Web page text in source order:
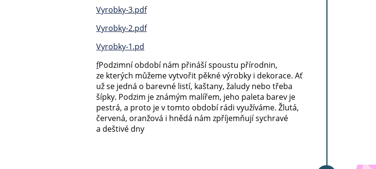
Vyrobky-3.pdf
Vyrobky-2.pdf
Vyrobky-1.pd
fPodzimní období nám přináší spoustu přírodnin,
ze kterých můžeme vytvořit pěkné výrobky i dekorace. Ať
už se jedná o barevné listí, kaštany, žaludy nebo třeba
šípky. Podzim je známým malířem, jeho paleta barev je
pestrá, a proto je v tomto období rádi využíváme. Žlutá,
červená, oranžová i hnědá nám zpříjemňují sychravé
a deštivé dny